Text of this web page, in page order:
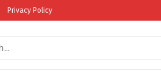
Privacy Policy